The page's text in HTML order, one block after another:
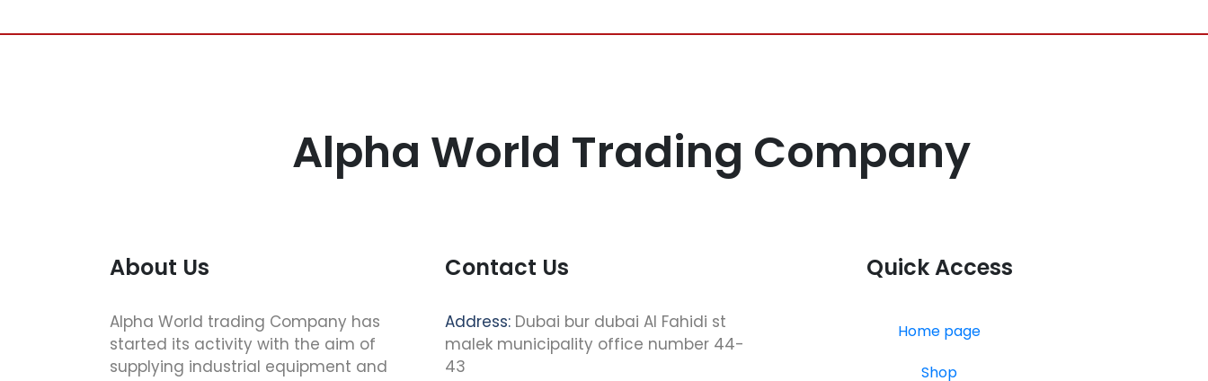
Alpha World Trading Company
About Us
Alpha World trading Company has
started its activity with the aim of
supplying industrial equipment and
Contact Us
Address: Dubai bur dubai Al Fahidi st
malek municipality office number 44-
43
Quick Access
Home page
Shop